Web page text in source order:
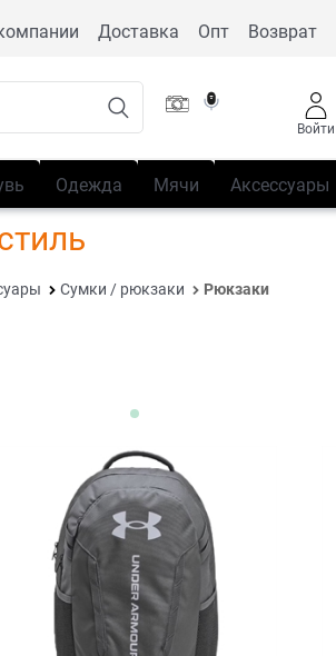
Доставка Опт Возврат
Войти
Одежда Мячи Аксессуары
Сумки / рюкзаки Рюкзаки